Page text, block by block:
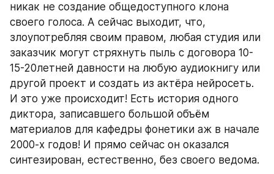
никак не создание общедоступного клона
своего голоса. А сейчас выходит, что,
злоупотребляя своим правом, любая студия или
заказчик могут стряхнуть пыль с договора 10-
15-20летней давности на любую аудиокнигу или
другой проект и создать из актёра нейросеть.
И это уже происходит! Есть история одного
диктора, записавшего большой объём
материалов для кафедры фонетики аж в начале
2000-х годов! И прямо сейчас он оказался
синтезирован, естественно, без своего ведома.